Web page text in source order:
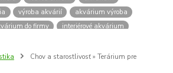
výroba akvárií
akvárium výroba
do firmy
interiérové akvárium
akvárium
paludárium
Chov a starostlivosť » Terárium pre